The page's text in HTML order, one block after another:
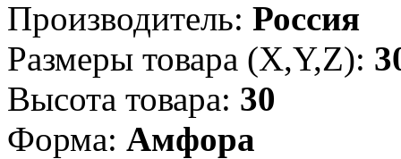
Производитель: Россия
Размеры товара (X,Y,Z):
Высота товара: 30
Форма: Амфора